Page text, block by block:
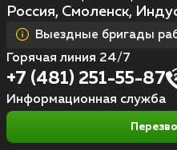
Россия, Смоленск,
Выездные бригады
Горячая линия 24/7
+7 (481) 251-55-87
Информационная служба